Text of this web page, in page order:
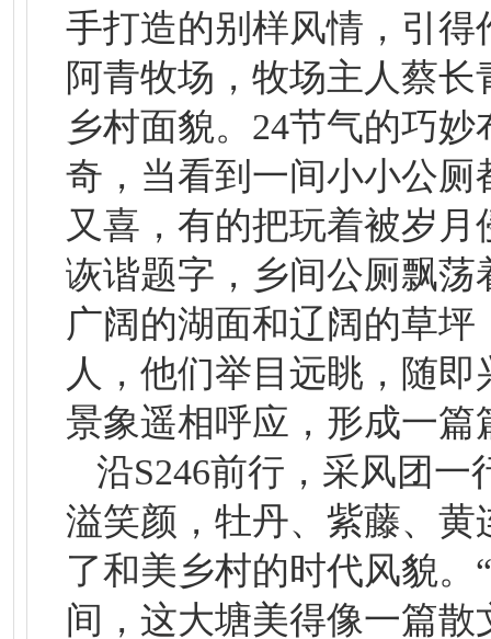
手打造的别样风情，引
阿青牧场，牧场主人蔡
乡村面貌。24节气的巧
奇，当看到一间小小公厕
又喜，有的把玩着被岁
诙谐题字，乡间公厕飘荡
广阔的湖面和辽阔的草
人，他们举目远眺，随
景象遥相呼应，形成一篇
沿S246前行，采风团
溢笑颜，牡丹、紫藤、
了和美乡村的时代风貌
间，这大塘美得像一篇